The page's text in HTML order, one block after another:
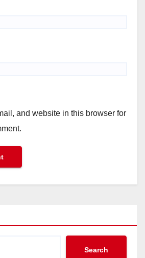
and website in this browser for
Search